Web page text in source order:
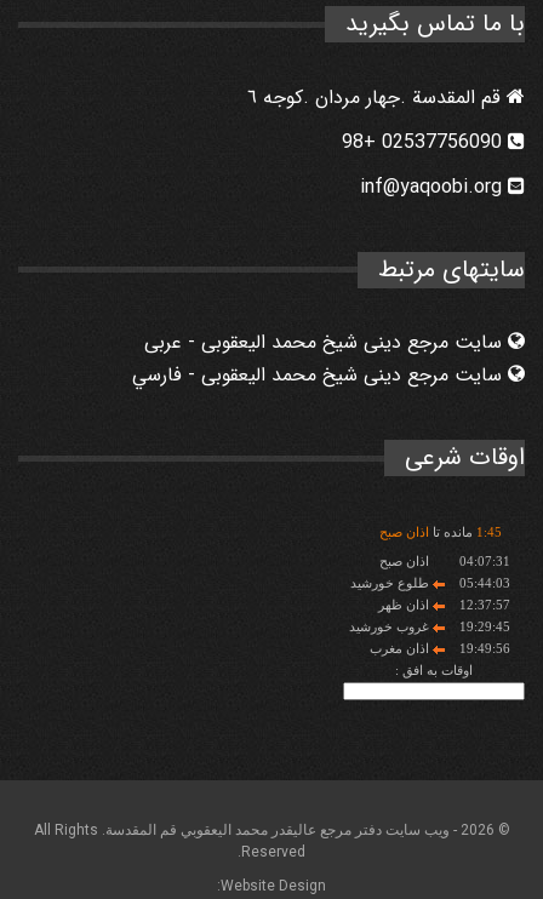
با ما تماس بگیرید
قم المقدسة .جهار مردان .كوجه ٦
inf@yaqoobi.org
سایتهای مرتبط
سایت مرجع دینی شیخ محمد الیعقوبی - عربی
سایت مرجع دینی شیخ محمد الیعقوبی - فارسي
اوقات شرعی
1 :45 مانده تا اذان صبح
04:07:31
اذان صبح
05:44:03
طلوع خورشید
12:37:57
اذان ظهر
19:29:45
غروب خورشید
19:49:56
اذان مغرب
اوقات به افق :
© 2026 - ويب سايت دفتر مرجع عاليقدر محمد اليعقوبي قم المقدسة. All Rights
Reserved.
Website Design: